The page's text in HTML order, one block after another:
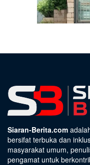
Siaran-Berita.com
bersifat terbuka dan
masyarakat umum,
pengamat untuk